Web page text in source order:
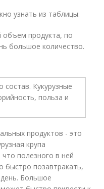
узнать из таблицы:
объем продукта, по
большое количество.
продуктов - это
крупа
полезного в ней
быстро позавтракать,
Большое